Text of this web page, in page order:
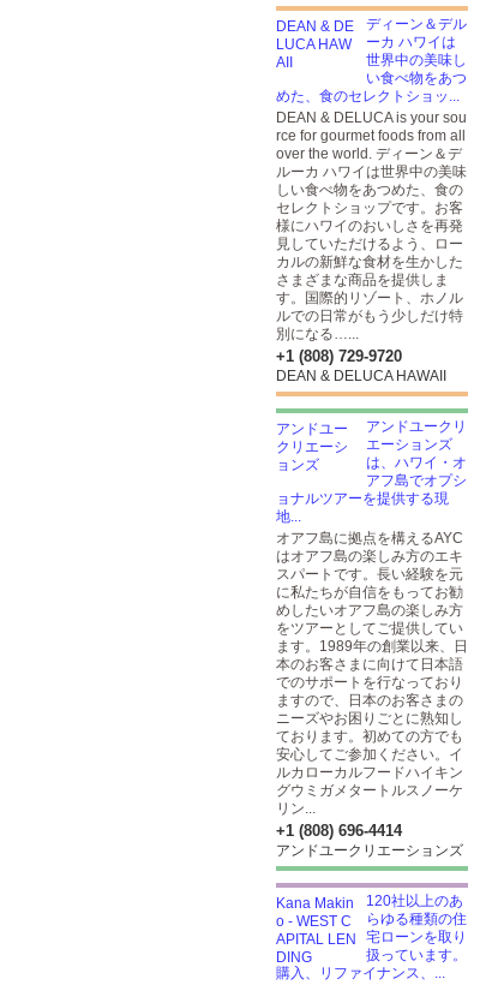
ディーン＆デル
ーカ ハワイは
世界中の美味し
い食べ物をあつ
めた、食のセレクトショッ...
DEAN & DELUCA is your sou
rce for gourmet foods from all
over the world. ディーン＆デ
ルーカ ハワイは世界中の美味
しい食べ物をあつめた、食の
セレクトショップです。お客
様にハワイのおいしさを再発
見していただけるよう、ロー
カルの新鮮な食材を生かした
さまざまな商品を提供しま
す。国際的リゾート、ホノル
ルでの日常がもう少しだけ特
別になる…...
+1 (808) 729-9720
DEAN & DELUCA HAWAII
アンドユークリ
エーションズ
は、ハワイ・オ
アフ島でオプシ
ョナルツアーを提供する現
地...
オアフ島に拠点を構えるAYC
はオアフ島の楽しみ方のエキ
スパートです。長い経験を元
に私たちが自信をもってお勧
めしたいオアフ島の楽しみ方
をツアーとしてご提供してい
ます。1989年の創業以来、日
本のお客さまに向けて日本語
でのサポートを行なっており
ますので、日本のお客さまの
ニーズやお困りごとに熟知し
ております。初めての方でも
安心してご参加ください。イ
ルカローカルフードハイキン
グウミガメタートルスノーケ
リン...
+1 (808) 696-4414
アンドユークリエーションズ
120社以上のあ
らゆる種類の住
宅ローンを取り
扱っています。
購入、リファイナンス、...